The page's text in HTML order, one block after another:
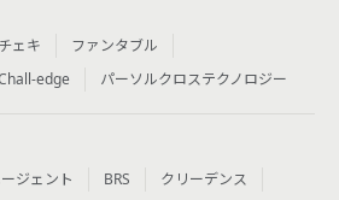
ェキ
ファンタブル
edge パーソルクロステクノロジー
ジェント BRS
クリーデンス